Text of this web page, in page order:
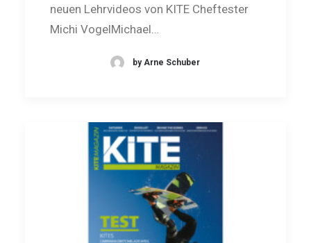
neuen Lehrvideos von KITE Cheftester
Michi VogelMichael…
by Arne Schuber